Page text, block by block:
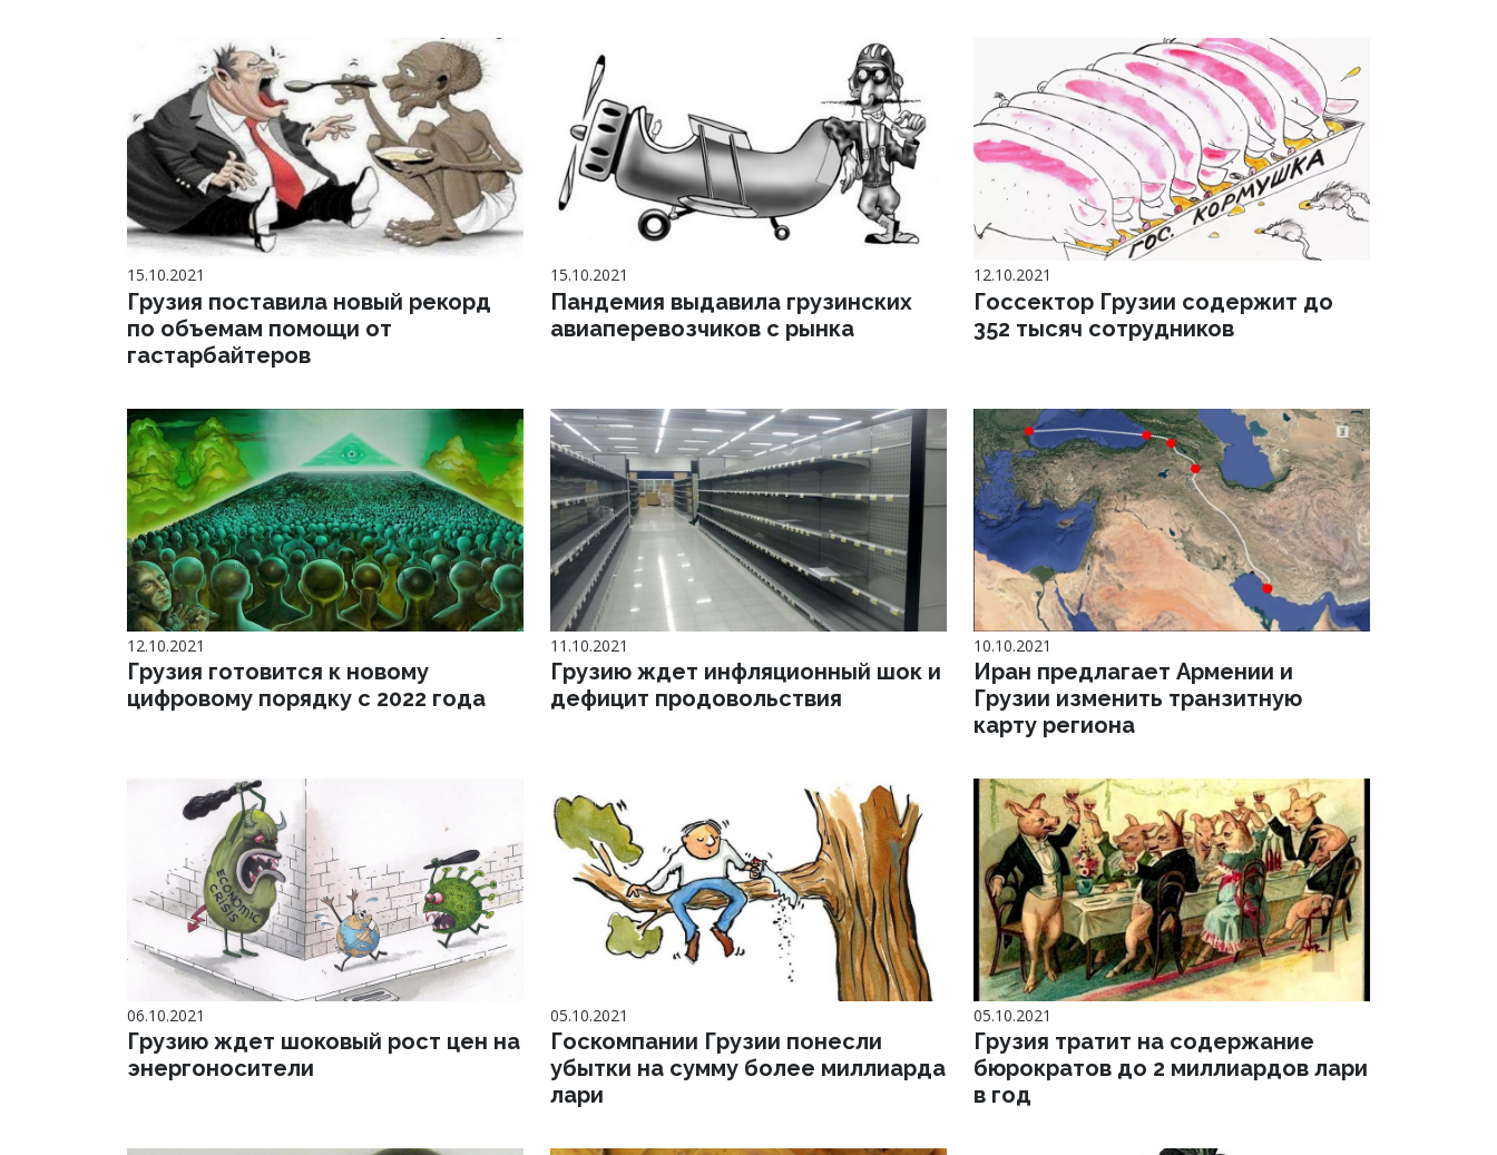
15.10.2021
Грузия поставила новый рекорд
по объемам помощи от
гастарбайтеров
15.10.2021
Пандемия выдавила грузинских
авиаперевозчиков с рынка
12.10.2021
Госсектор Грузии содержит до
352 тысяч сотрудников
12.10.2021
Грузия готовится к новому
цифровому порядку с 2022 года
11.10.2021
Грузию ждет инфляционный шок и
дефицит продовольствия
10.10.2021
Иран предлагает Армении и
Грузии изменить транзитную
карту региона
06.10.2021
Грузию ждет шоковый рост цен на
энергоносители
05.10.2021
Госкомпании Грузии понесли
убытки на сумму более миллиарда
лари
05.10.2021
Грузия тратит на содержание
бюрократов до 2 миллиардов лари
в год